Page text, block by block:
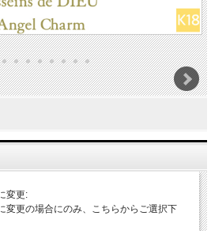
変更:
変更の場合にのみ、こちらからご選択下